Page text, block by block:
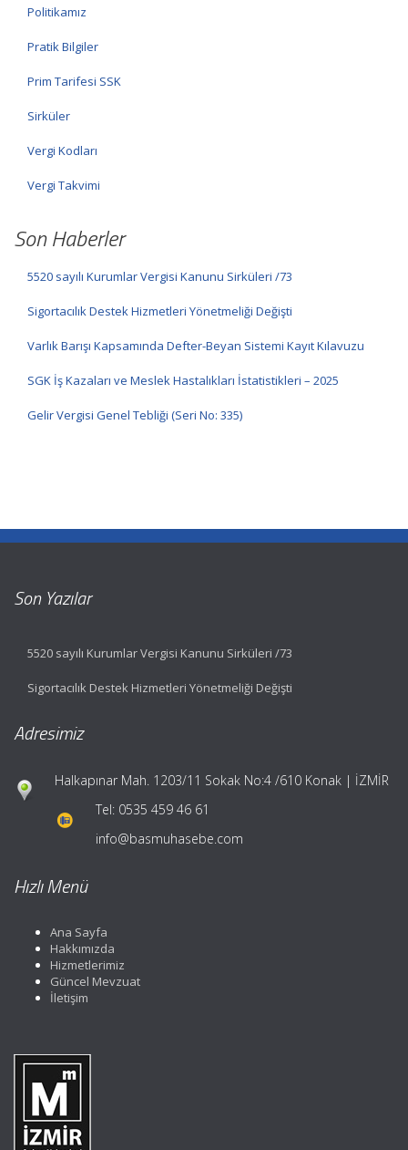
Politikamız
Pratik Bilgiler
Prim Tarifesi SSK
Sirküler
Vergi Kodları
Vergi Takvimi
Son Haberler
5520 sayılı Kurumlar Vergisi Kanunu Sirküleri /73
Sigortacılık Destek Hizmetleri Yönetmeliği Değişti
Varlık Barışı Kapsamında Defter-Beyan Sistemi Kayıt Kılavuzu
SGK İş Kazaları ve Meslek Hastalıkları İstatistikleri – 2025
Gelir Vergisi Genel Tebliği (Seri No: 335)
Son Yazılar
5520 sayılı Kurumlar Vergisi Kanunu Sirküleri /73
Sigortacılık Destek Hizmetleri Yönetmeliği Değişti
Adresimiz
Halkapınar Mah. 1203/11 Sokak No:4 /610 Konak | İZMİR
Tel: 0535 459 46 61
info@basmuhasebe.com
Hızlı Menü
Ana Sayfa
Hakkımızda
Hizmetlerimiz
Güncel Mevzuat
İletişim